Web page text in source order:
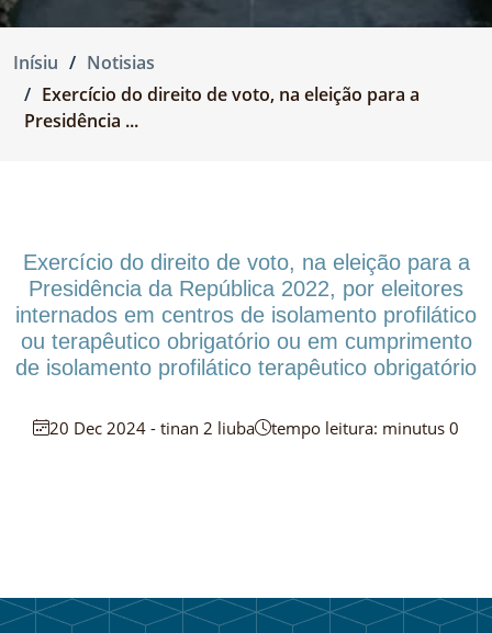
Inísiu
Notisias
Exercício do direito de voto, na eleição para a
Presidência ...
Exercício do direito de voto, na eleição para a
Presidência da República 2022, por eleitores
internados em centros de isolamento profilático
ou terapêutico obrigatório ou em cumprimento
de isolamento profilático terapêutico obrigatório
20 Dec 2024 - tinan 2 liuba tempo leitura: minutus 0